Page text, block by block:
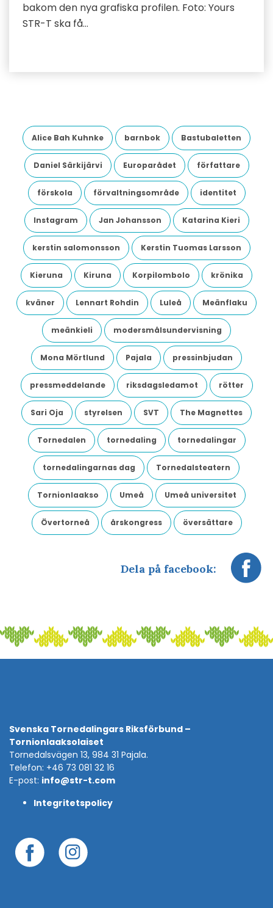
bakom den nya grafiska profilen. Foto: Yours
STR-T ska få…
Alice Bah Kuhnke barnbok Bastubaletten
Daniel Särkijärvi Europarådet författare
förskola förvaltningsområde identitet
Instagram Jan Johansson Katarina Kieri
kerstin salomonsson Kerstin Tuomas Larsson
Kieruna Kiruna Korpilombolo krönika
kväner Lennart Rohdin Luleå Meänflaku
meänkieli modersmålsundervisning
Mona Mörtlund Pajala pressinbjudan
pressmeddelande riksdagsledamot rötter
Sari Oja styrelsen SVT The Magnettes
Tornedalen tornedaling tornedalingar
tornedalingarnas dag Tornedalsteatern
Tornionlaakso Umeå Umeå universitet
Övertorneå årskongress översättare
Dela på facebook:
Svenska Tornedalingars Riksförbund –
Tornionlaaksolaiset
Tornedalsvägen 13, 984 31 Pajala.
Telefon: +46 73 081 32 16
E-post: info@str-t.com
Integritetspolicy